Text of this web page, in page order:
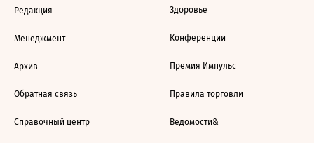
Редакция
Менеджмент
Архив
Обратная связь
Справочный центр
Здоровье
Конференции
Премия Импульс
Правила торговли
Ведомости&